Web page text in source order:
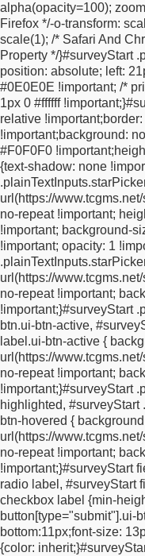
alpha(opacity=100);
Firefox */-o-transform:
scale(1); /* Safari And
Property */}#surveyStart
position: absolute; left:
#0E0E0E !important; /*
1px 0 #ffffff !important;}
relative !important;
!important;background:
#F0F0F0 !important;
{text-shadow: none
url(https://
no-repeat !important;
!important; background-
!important; opacity: 1
url(https://
no-repeat !important;
!important;}#surveyStart
btn.ui-btn-active,
label.ui-btn-active {
url(https://
no-repeat !important;
!important;}#surveyStart
highlighted, #surveyStart
btn-hovered {
url(https://
no-repeat !important;
!important;}#surveyStart
radio label, #surveyStart
checkbox label {min-
button[type="submit"].ui-
bottom:11px;font-size:
{color: inherit;}
color: #8a8a8a;line-
#submitButton
block;font-family:
size: 26px;color:
!important;text-transform:
height: 1.8rem;border:
shadow: none !important;}
#submitButton
#surveyStart
color: #dd592f !important;}
all,button.ui-corner-all {
text {border: none;
image-width: 0;max-
bottom: 5px;border: 0;
vertical-align: top;}
left;}.questionText {
100%;}#surveyStart
max-width: 100%;}
display: inline-block;
input,div.fieldBlockInput
100%;}div.answerBlock {
max-width: 100%; }
space: nowrap;}
background-position: left
-8px;}
5px; #policy {margin-top:
input[type="checkbox"] {
display: inline-block;
color: #c00;}#surveyStart
middle;}#surveyStart
49%; #surveyStart
border: 1px solid #ccc;
.progressBarWrapper
#316600;font-size: 12px;
background: -moz-linear-